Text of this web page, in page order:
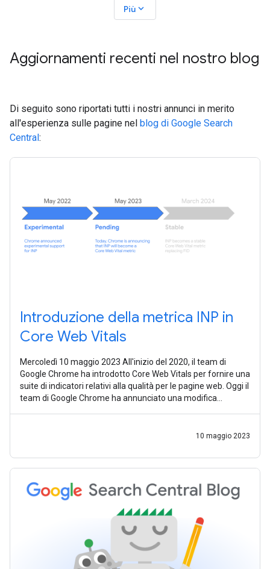
Più expand_more
Aggiornamenti recenti nel nostro blog
Di seguito sono riportati tutti i nostri annunci in merito
all'esperienza sulle pagine nel blog di Google Search
Central:
Introduzione della metrica INP in
Core Web Vitals
Mercoledì 10 maggio 2023 All'inizio del 2020, il team di
Google Chrome ha introdotto Core Web Vitals per fornire una
suite di indicatori relativi alla qualità per le pagine web. Oggi il
team di Google Chrome ha annunciato una modifica
10 maggio 2023